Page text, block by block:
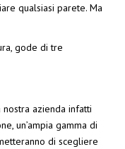
qualsiasi parete. Ma
gode di tre
nostra azienda infatti
un’ampia gamma di
di scegliere